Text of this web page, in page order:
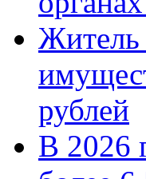
Житель
рублей
В 2026